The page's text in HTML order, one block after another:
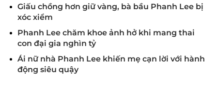
Giấu chồng hơn giữ vàng, bà bầu Phanh Lee bị
xóc xiểm
Phanh Lee chăm khoe ảnh hở khi mang thai
con đại gia nghìn tỷ
Ái nữ nhà Phanh Lee khiến mẹ cạn lời với hành
động siêu quậy